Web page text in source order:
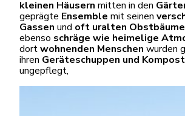
kleinen Häusern mitten in den
geprägte Ensemble mit seinen
Gassen und oft uralten
ebenso schräge wie heimelige
dortwohnenden Menschen wurden
ihren Geräteschuppen und
ungepflegt,